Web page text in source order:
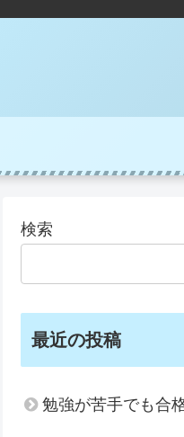
検索
最近の投稿
勉強が苦手でも合